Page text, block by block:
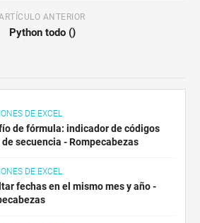
ANTERIOR
Python todo ()
DE EXCEL
de fórmula: indicador de códigos
secuencia - Rompecabezas
DE EXCEL
fechas en el mismo mes y año -